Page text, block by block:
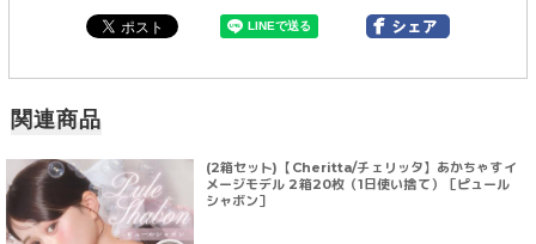
関連商品
(2箱セット)【Cheritta/チェリッタ】あかちゃすイ
メージモデル 2箱20枚（1日使い捨て）［ピュール
シャボン］